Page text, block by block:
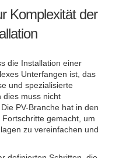
Komplexität der
die Installation einer
Unterfangen ist, das
und spezialisierte
dies muss nicht
PV-Branche hat in den
gemacht, um
zu vereinfachen und